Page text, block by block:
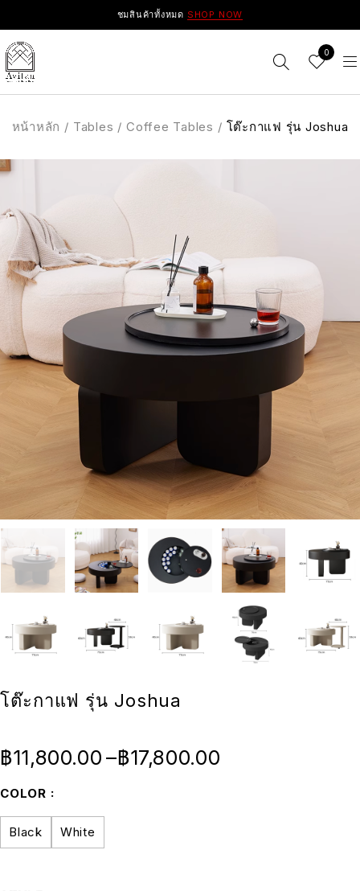
ชมสินค้าทั้งหมด SHOP NOW
0
หน้าหลัก / Tables / Coffee Tables / โต๊ะกาแฟ รุ่น Joshua
โต๊ะกาแฟ รุ่น Joshua
฿11,800.00 –฿17,800.00
COLOR
Black White